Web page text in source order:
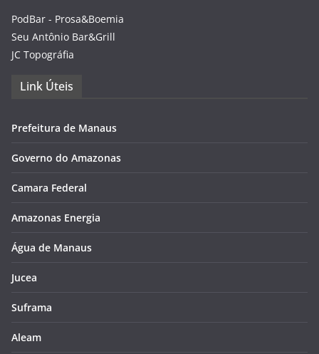
PodBar - Prosa&Boemia
Seu Antônio Bar&Grill
JC Topográfia
Link Úteis
Prefeitura de Manaus
Governo do Amazonas
Camara Federal
Amazonas Energia
Água de Manaus
Jucea
Suframa
Aleam